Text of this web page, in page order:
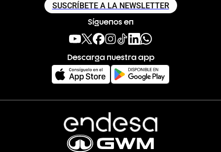
SUSCRÍBETE A LA NEWSLETTER
Síguenos en
Descarga nuestra app